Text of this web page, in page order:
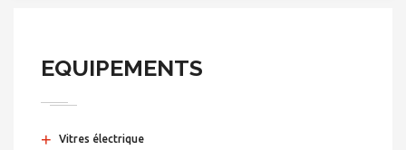
EQUIPEMENTS
+ Vitres électrique